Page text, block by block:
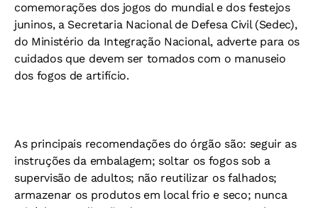
comemorações dos jogos do mundial e dos festejos
juninos, a Secretaria Nacional de Defesa Civil (Sedec),
do Ministério da Integração Nacional, adverte para os
cuidados que devem ser tomados com o manuseio
dos fogos de artifício.
As principais recomendações do órgão são: seguir as
instruções da embalagem; soltar os fogos sob a
supervisão de adultos; não reutilizar os falhados;
armazenar os produtos em local frio e seco; nunca